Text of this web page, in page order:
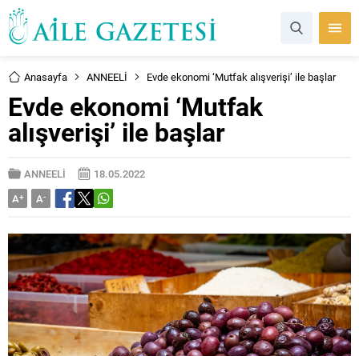
Anasayfa ANNEELİ Evde ekonomi ‘Mutfak alışverişi’ ile başlar
Evde ekonomi ‘Mutfak
alışverişi’ ile başlar
ANNEELİ
18.05.2022
A+ A-